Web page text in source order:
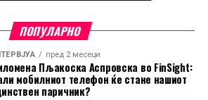
земји не преземаат
за спречување на увоз на
со принудна работа.
низата правни оспорувања на
ПОПУЛАРНО
пред 2 месеци
Пљакоска Аспровска во FinSight:
мобилниот телефон ќе стане нашиот
паричник?